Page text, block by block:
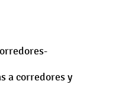
a corredores y